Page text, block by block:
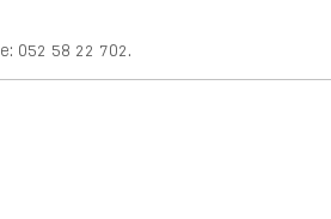
052 58 22 702.